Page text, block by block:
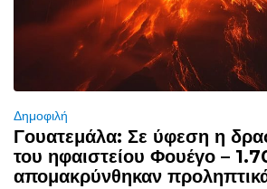
Δημοφιλή
Γουατεμάλα: Σε ύφεση η
του ηφαιστείου Φουέγο –
απομακρύνθηκαν